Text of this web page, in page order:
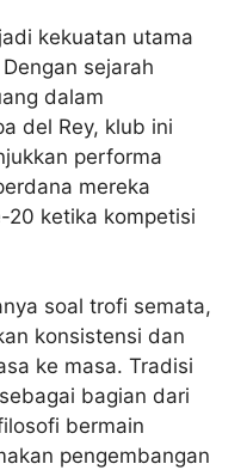
kekuatan utama
sejarah
dalam
del Rey, klub ini
performa
mereka
ketika kompetisi
soal trofi semata,
konsistensi dan
ke masa. Tradisi
bagian dari
bermain
pengembangan